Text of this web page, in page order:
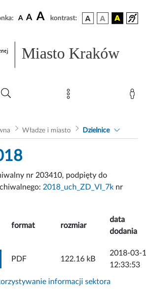
A A A kontrast:
Miasto Kraków
Władze i miasto Dzielnice
nr 203410, podpięty do
2018_uch_ZD_VI_7k nr
format rozmiar
data
dodania
ZAŁĄCZNIK
PDF 122.16 kB
2018-03-
12:33:53
informacji sektora